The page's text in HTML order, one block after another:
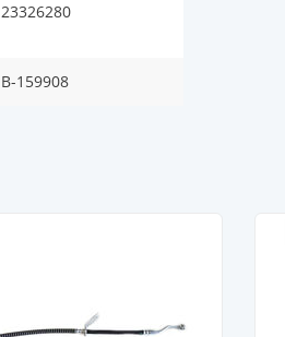
23326280
B-159908